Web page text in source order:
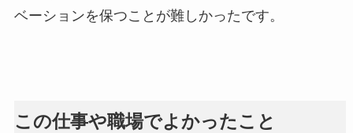
ベーションを保つことが難しかったです。
この仕事や職場でよかったこと